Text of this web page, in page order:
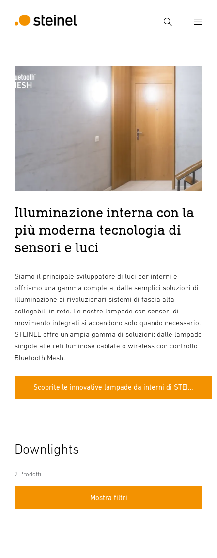
Ricerca
Inserire il termine di ricerca
Illuminazione interna con la
più moderna tecnologia di
sensori e luci
Siamo il principale sviluppatore di luci per interni e
offriamo una gamma completa, dalle semplici soluzioni di
illuminazione ai rivoluzionari sistemi di fascia alta
collegabili in rete. Le nostre lampade con sensori di
movimento integrati si accendono solo quando necessario.
STEINEL offre un'ampia gamma di soluzioni: dalle lampade
singole alle reti luminose cablate o wireless con controllo
Bluetooth Mesh.
Scoprite le innovative lampade da interni di STEINEL.
Downlights
2 Prodotti
Mostra filtri